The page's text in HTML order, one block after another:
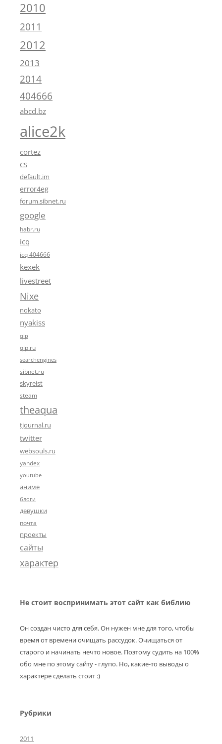
2010
2011
2012
2013
2014
404666
abcd.bz
alice2k
cortez
CS
default.im
error4eg
forum.sibnet.ru
google
habr.ru
icq
icq 404666
kexek
livestreet
Nixe
nokato
nyakiss
qip
qip.ru
searchengines
sibnet.ru
skyreist
steam
theaqua
tjournal.ru
twitter
websouls.ru
yandex
youtube
аниме
блоги
девушки
почта
проекты
сайты
характер
Не стоит воспринимать этот сайт как библию
Он создан чисто для себя. Он нужен мне для того, чтобы
время от времени очищать рассудок. Очищаться от
старого и начинать нечто новое. Поэтому судить на 100%
обо мне по этому сайту - глупо. Но, какие-то выводы о
характере сделать стоит :)
Рубрики
2011